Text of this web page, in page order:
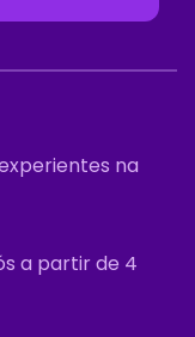
na
a partir de 4